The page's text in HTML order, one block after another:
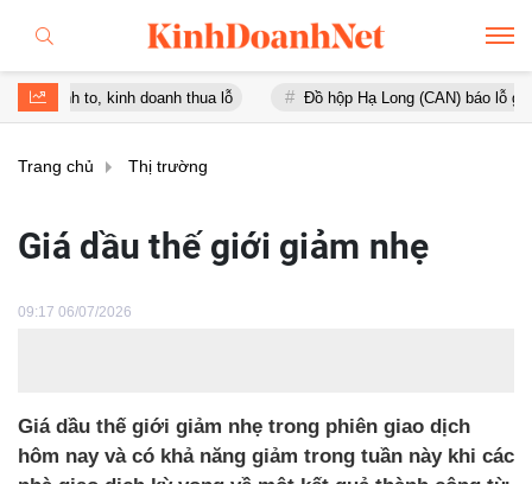
to, kinh doanh thua lỗ Đồ hộp Hạ Long (CAN) báo lỗ gần 16 tỷ
Trang chủ Thị trường
Giá dầu thế giới giảm nhẹ
09:17 06/07/2026
Giá dầu thế giới giảm nhẹ trong phiên giao dịch
hôm nay và có khả năng giảm trong tuần này khi các